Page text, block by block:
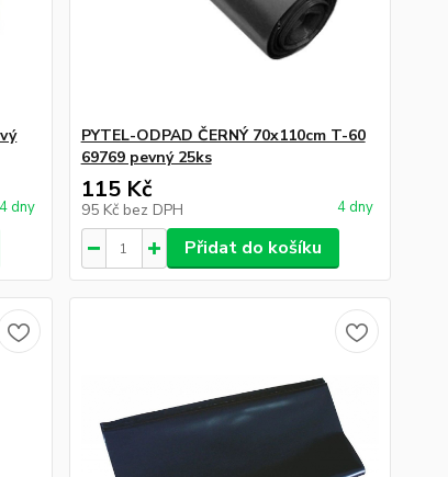
4 dny
PYTEL-ODPAD ČERNÝ 70x110cm T-60
69769 pevný 25ks
115 Kč
95 Kč bez DPH 4 dny
Přidat do košíku